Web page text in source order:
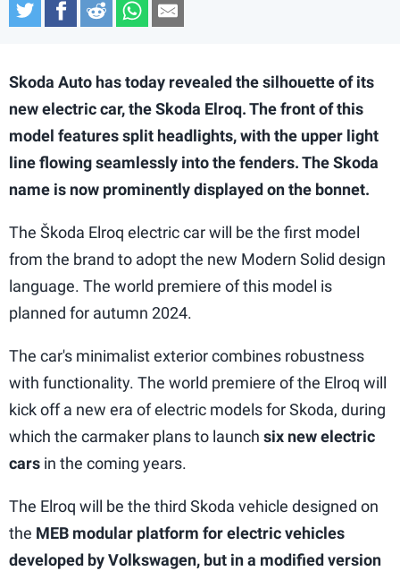
TwitterFacebook
Reddit WhatsApp
Skoda Auto has today revealed the silhouette of its
new electric car, the Skoda Elroq. The front of this
model features split headlights, with the upper light
line flowing seamlessly into the fenders. The Skoda
name is now prominently displayed on the bonnet.
The Škoda Elroq electric car will be the first model
from the brand to adopt the new Modern Solid design
language. The world premiere of this model is
planned for autumn 2024.
The car's minimalist exterior combines robustness
with functionality. The world premiere of the Elroq will
kick off a new era of electric models for Skoda, during
which the carmaker plans to launch six new electric
cars in the coming years.
The Elroq will be the third Skoda vehicle designed on
the MEB modular platform for electric vehicles
developed by Volkswagen, but in a modified version